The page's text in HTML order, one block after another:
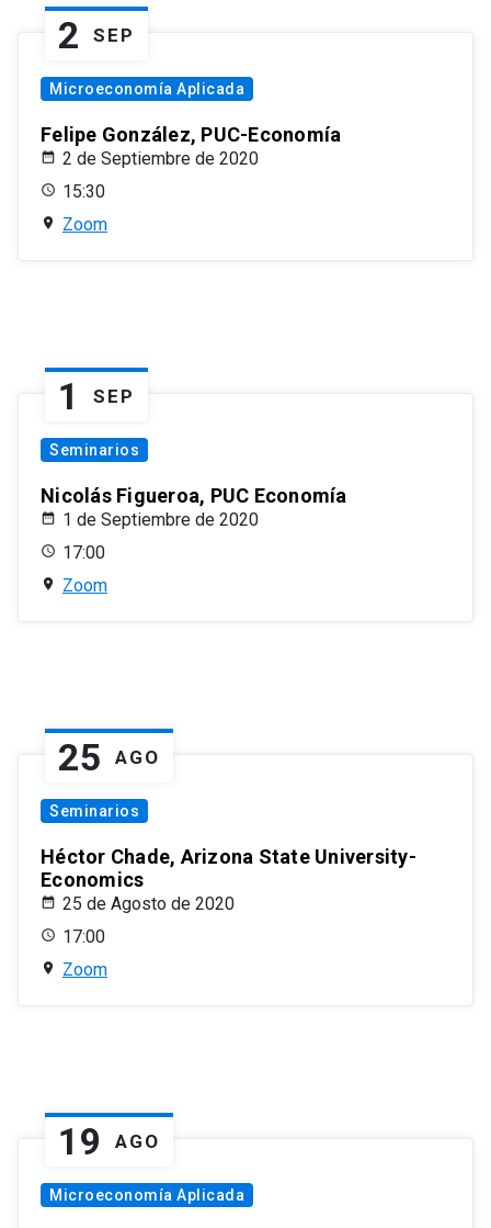
2 SEP
Microeconomía Aplicada
Felipe González, PUC-Economía
2 de Septiembre de 2020
15:30
Zoom
1 SEP
Seminarios
Nicolás Figueroa, PUC Economía
1 de Septiembre de 2020
17:00
Zoom
25 AGO
Seminarios
Héctor Chade, Arizona State University-
Economics
25 de Agosto de 2020
17:00
Zoom
19 AGO
Microeconomía Aplicada